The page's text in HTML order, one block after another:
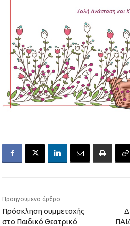
Προηγούμενο άρθρο
Πρόσκληση συμμετοχής
στο Παιδικό Θεατρικό